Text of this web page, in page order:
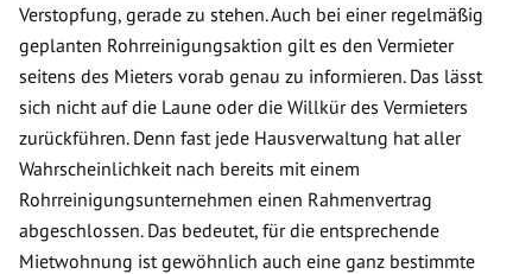
Verstopfung, gerade zu stehen. Auch bei einer regelmäßig
geplanten Rohrreinigungsaktion gilt es den Vermieter
seitens des Mieters vorab genau zu informieren. Das lässt
sich nicht auf die Laune oder die Willkür des Vermieters
zurückführen. Denn fast jede Hausverwaltung hat aller
Wahrscheinlichkeit nach bereits mit einem
Rohrreinigungsunternehmen einen Rahmenvertrag
abgeschlossen. Das bedeutet, für die entsprechende
Mietwohnung ist gewöhnlich auch eine ganz bestimmte